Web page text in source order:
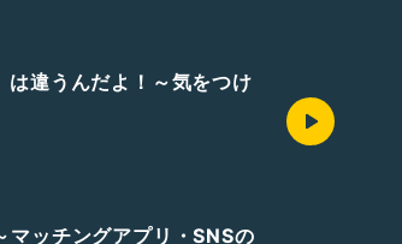
違うんだよ！～気をつけ
ッチングアプリ・SNSの